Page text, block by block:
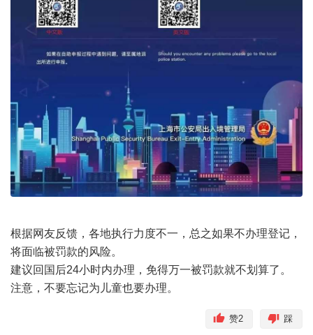
根据网友反馈，各地执行力度不一，总之如果不办理登记，
将面临被罚款的风险。
建议回国后24小时内办理，免得万一被罚款就不划算了。
注意，不要忘记为儿童也要办理。
踩
赞2